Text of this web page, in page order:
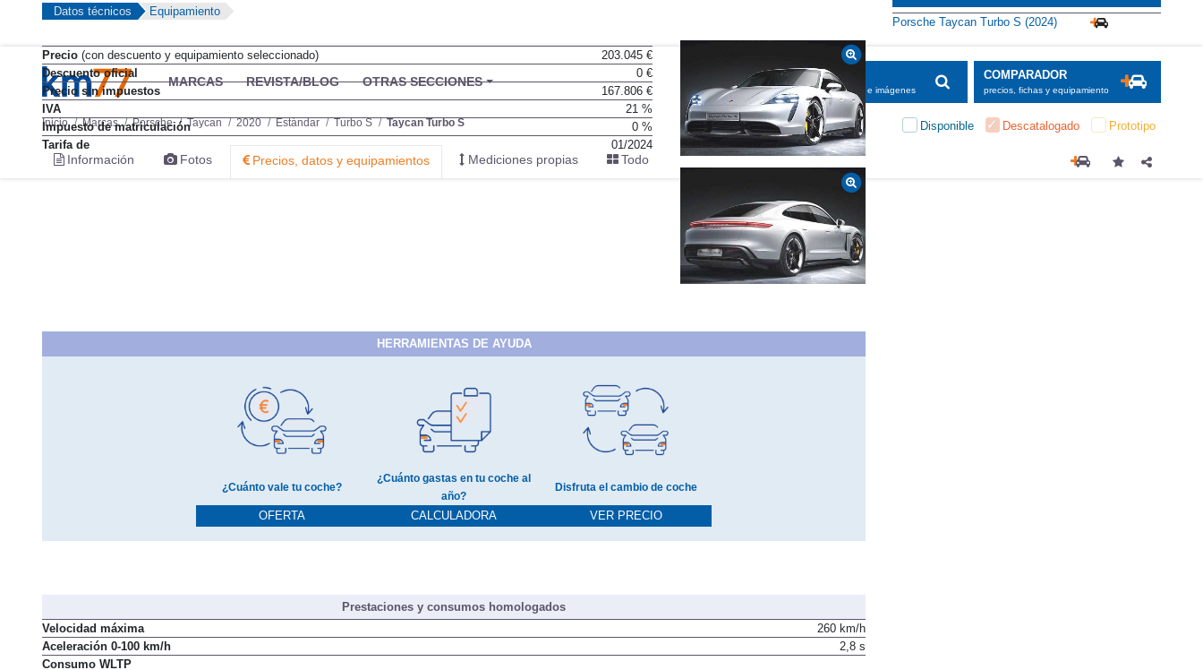
Precio(con descuento y equipamiento seleccionado)
203.045 €
Descuento oficial
0 €
Precio sin impuestos
167.806 €
IVA
21 %
Impuesto de matriculación
0 %
Tarifa de
01/2024
HERRAMIENTAS DE AYUDA
OFERTA
¿Cuánto gastas en tu coche al
año?
CALCULADORA VER PRECIO
Prestaciones y consumos homologados
Velocidad máxima
260 km/h
Aceleración 0-100 km/h
Alternativas